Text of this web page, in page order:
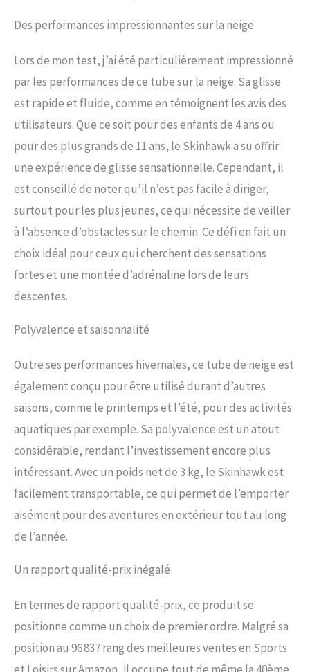
Des performances impressionnantes sur la neige
Lors de mon test, j’ai été particulièrement impressionné
par les performances de ce tube sur la neige. Sa glisse
est rapide et fluide, comme en témoignent les avis des
utilisateurs. Que ce soit pour des enfants de 4 ans ou
pour des plus grands de 11 ans, le Skinhawk a su offrir
une expérience de glisse sensationnelle. Cependant, il
est conseillé de noter qu’il n’est pas facile à diriger,
surtout pour les plus jeunes, ce qui nécessite de veiller
à l’absence d’obstacles sur le chemin. Ce défi en fait un
choix idéal pour ceux qui cherchent des sensations
fortes et une montée d’adrénaline lors de leurs
descentes.
Polyvalence et saisonnalité
Outre ses performances hivernales, ce tube de neige est
également conçu pour être utilisé durant d’autres
saisons, comme le printemps et l’été, pour des activités
aquatiques par exemple. Sa polyvalence est un atout
considérable, rendant l’investissement encore plus
intéressant. Avec un poids net de 3 kg, le Skinhawk est
facilement transportable, ce qui permet de l’emporter
aisément pour des aventures en extérieur tout au long
de l’année.
Un rapport qualité-prix inégalé
En termes de rapport qualité-prix, ce produit se
positionne comme un choix de premier ordre. Malgré sa
position au 96 837 rang des meilleures ventes en Sports
et Loisirs sur Amazon, il occupe tout de même la 40ème